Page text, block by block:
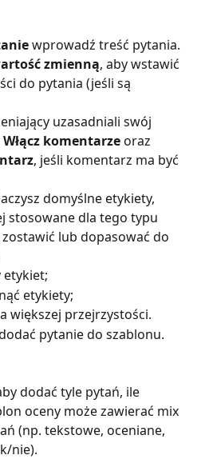
wprowadź treść pytania.
zmienną, aby wstawić
do pytania (jeśli są
uzasadniali swój
Włącz komentarze oraz
, jeśli komentarz ma być
domyślne etykiety,
stosowane dla tego typu
lub dopasować do
etykiet;
etykiety;
większej przejrzystości.
pytanie do szablonu.
dodać tyle pytań, ile
oceny może zawierać mix
(np. tekstowe, oceniane,
nie).